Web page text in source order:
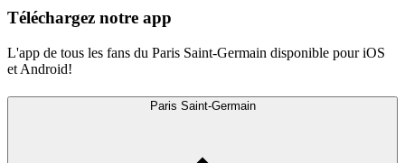
Téléchargez notre app
L'app de tous les fans du Paris Saint-Germain disponible pour iOS
et Android!
Paris Saint-Germain